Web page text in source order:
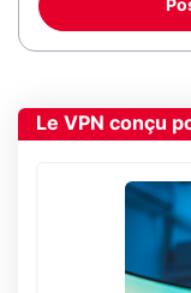
Le VPN conçu